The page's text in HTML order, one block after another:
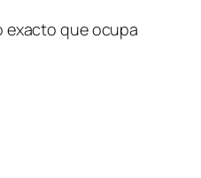
exacto que ocupa